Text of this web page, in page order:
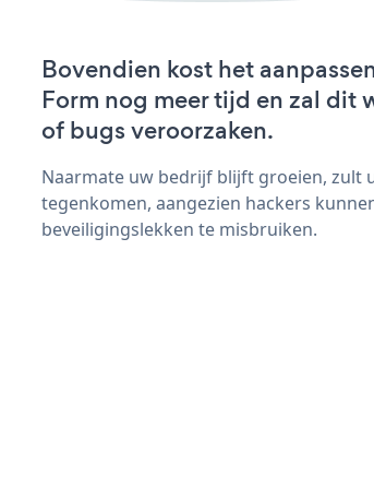
Bovendien kost het
Form nog meer tijd en zal
of bugs veroorzaken.
Naarmate uw bedrijf blijft groeien, zult
tegenkomen, aangezien hackers
beveiligingslekken te misbruiken.